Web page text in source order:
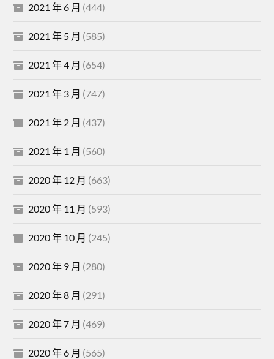
2021 年 6 月 (444)
2021 年 5 月 (585)
2021 年 4 月 (654)
2021 年 3 月 (747)
2021 年 2 月 (437)
2021 年 1 月 (560)
2020 年 12 月 (663)
2020 年 11 月 (593)
2020 年 10 月 (245)
2020 年 9 月 (280)
2020 年 8 月 (291)
2020 年 7 月 (469)
2020 年 6 月 (565)